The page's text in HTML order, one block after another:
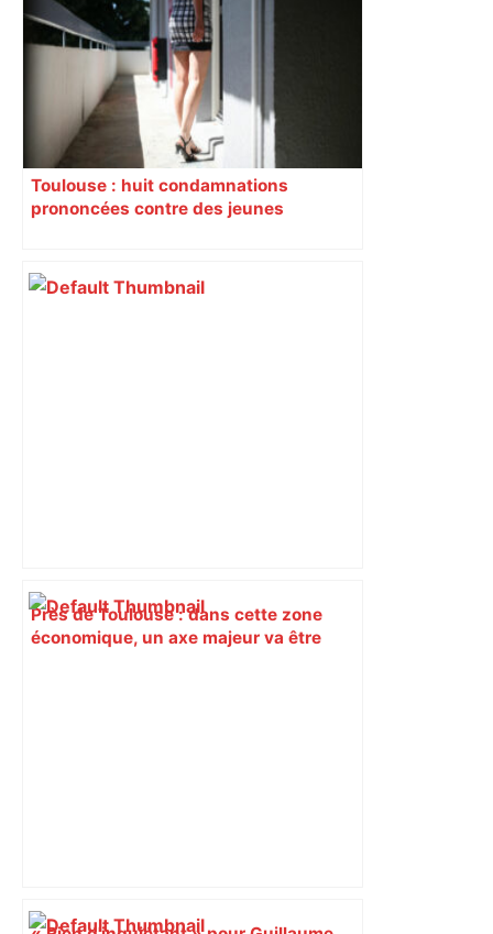
Toulouse : huit condamnations
prononcées contre des jeunes
Près de Toulouse : dans cette zone
économique, un axe majeur va être